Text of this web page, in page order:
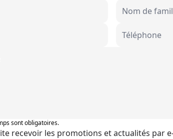
sont obligatoires.
recevoir les promotions et actualités par